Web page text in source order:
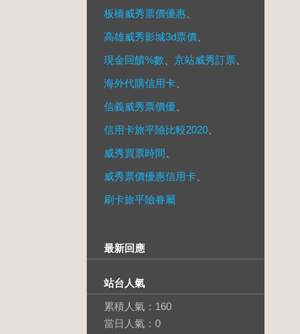
板橋威秀票價優惠
高雄威秀影城3d票價
現金回饋%數
京站威秀訂票
海外代購信用卡
信義威秀票價優
信用卡旅平險比較2020
威秀買票時間
威秀票價優惠信用卡
刷卡旅平險眷屬
最新回應
站台人氣
累積人氣： 160
當日人氣： 0